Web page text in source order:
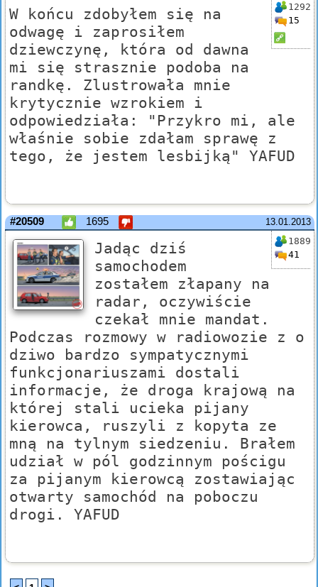
1292
15
W końcu zdobyłem się na
odwagę i zaprosiłem
dziewczynę, która od dawna
mi się strasznie podoba na
randkę. Zlustrowała mnie
krytycznie wzrokiem i
odpowiedziała: "Przykro mi, ale
właśnie sobie zdałam sprawę z
tego, że jestem lesbijką" YAFUD
13.01.2013
#20509 1695
1889
41
Jadąc dziś
samochodem
zostałem złapany na
radar, oczywiście
czekał mnie mandat.
Podczas rozmowy w radiowozie z o
dziwo bardzo sympatycznymi
funkcjonariuszami dostali
informacje, że droga krajową na
której stali ucieka pijany
kierowca, ruszyli z kopyta ze
mną na tylnym siedzeniu. Brałem
udział w pól godzinnym pościgu
za pijanym kierowcą zostawiając
otwarty samochód na poboczu
drogi. YAFUD